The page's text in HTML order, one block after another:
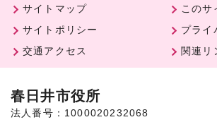
サイトマップ
このサ
サイトポリシー
プライ
交通アクセス
関連リ
春日井市役所
法人番号：1000020232068